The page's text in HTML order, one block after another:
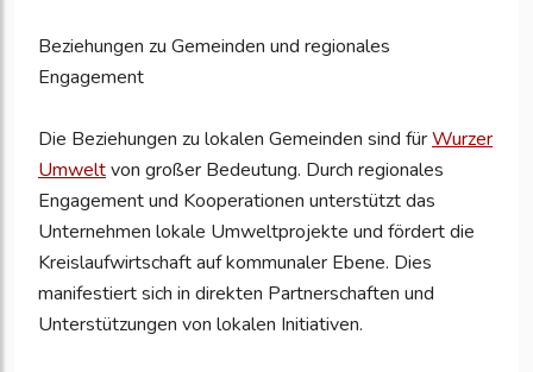
Beziehungen zu Gemeinden und regionales
Engagement
Die Beziehungen zu lokalen Gemeinden sind fürWurzer
Umweltvon großer Bedeutung. Durch regionales
Engagement und Kooperationen unterstützt das
Unternehmen lokale Umweltprojekte und fördert die
Kreislaufwirtschaft auf kommunaler Ebene. Dies
manifestiert sich in direkten Partnerschaften und
Unterstützungen von lokalen Initiativen.